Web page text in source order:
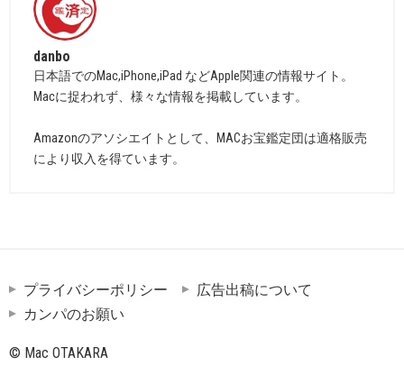
danbo
日本語でのMac,iPhone,iPad などApple関連の情報サイト。
Macに捉われず、様々な情報を掲載しています。
Amazonのアソシエイトとして、MACお宝鑑定団は適格販売
により収入を得ています。
プライバシーポリシー
広告出稿について
カンパのお願い
© Mac OTAKARA